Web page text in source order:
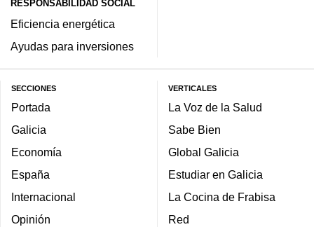
RESPONSABILIDAD SOCIAL
Eficiencia energética
Ayudas para inversiones
SECCIONES
Portada
Galicia
Economía
España
Internacional
Opinión
VERTICALES
La Voz de la Salud
Sabe Bien
Global Galicia
Estudiar en Galicia
La Cocina de Frabisa
Red